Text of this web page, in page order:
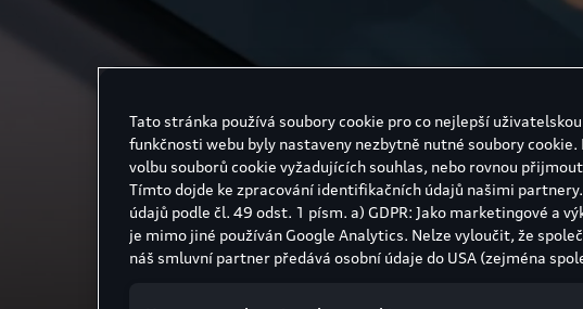
Tato stránka používá soubory cookie pro co nejlepší
funkčnosti webu byly nastaveny nezbytně nutné soubory
volbu souborů cookie vyžadujících souhlas, nebo rovnou
Tímto dojde ke zpracování identifikačních údajů našimi
údajů podle čl. 49 odst. 1 písm. a) GDPR: Jako marketingové a
je mimo jiné používán Google Analytics. Nelze vyloučit, že
náš smluvní partner předává osobní údaje do USA (zejména
unii a chybí rozhodnutí Evropské komise o odpovídající ochraně.